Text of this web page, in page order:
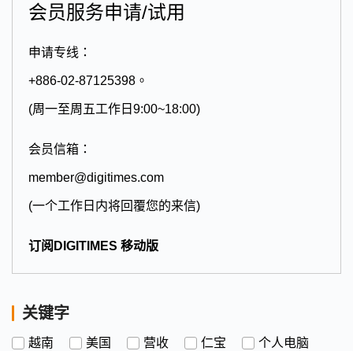
会员服务申请/试用
申请专线：
+886-02-87125398。
(周一至周五工作日9:00~18:00)
会员信箱：
member@digitimes.com
(一个工作日内将回覆您的来信)
订阅DIGITIMES 移动版
关键字
越南 美国 营收 仁宝
个人电脑